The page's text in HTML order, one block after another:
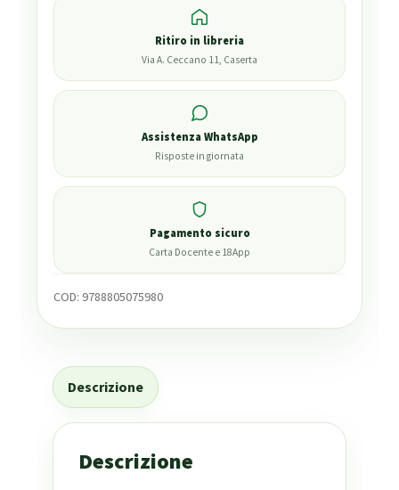
Ritiro in libreria
Via A. Ceccano 11, Caserta
Assistenza WhatsApp
Risposte in giornata
Pagamento sicuro
Carta Docente e 18App
COD: 9788805075980
Descrizione
Descrizione